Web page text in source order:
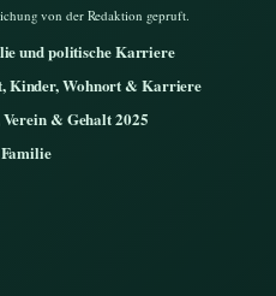
von der Redaktion gepruft.
und politische Karriere
Kinder, Wohnort & Karriere
& Gehalt 2025